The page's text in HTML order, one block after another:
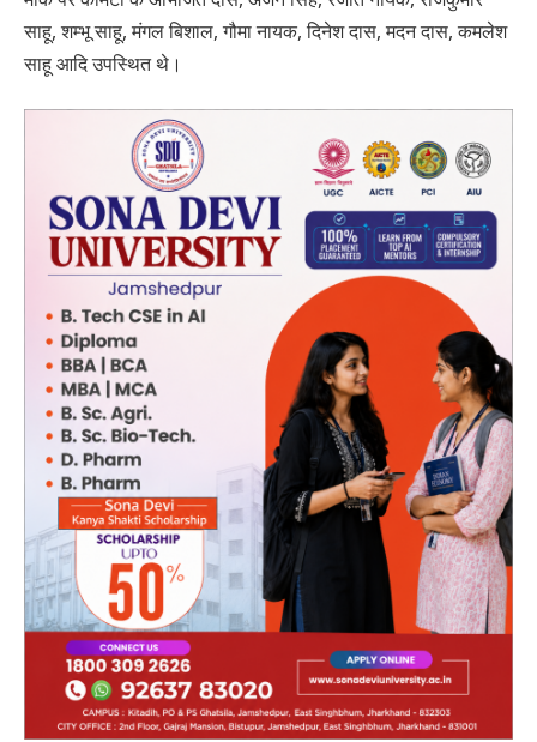
साहू, शम्भू साहू, मंगल बिशाल, गौमा नायक, दिनेश दास, मदन दास, कमलेश
साहू आदि उपस्थित थे।